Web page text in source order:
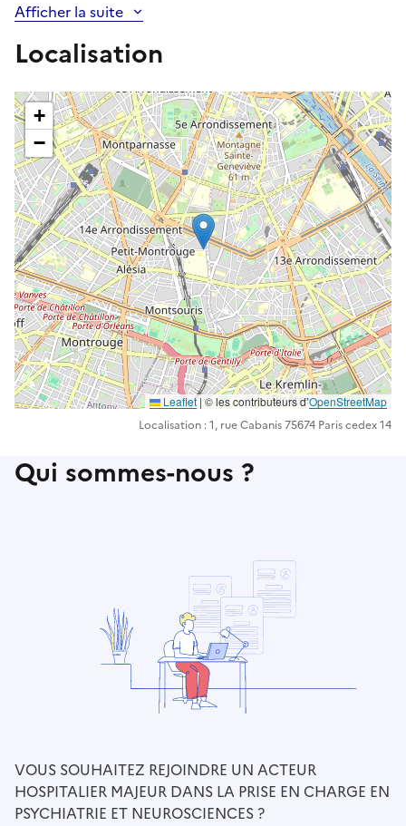
Afficher la suite
Localisation
+
−
Leaflet| ©️️ les contributeurs d’OpenStreetMap
Localisation : 1, rue Cabanis 75674 Paris cedex 14
Qui sommes-nous ?
VOUS SOUHAITEZ REJOINDRE UN ACTEUR
HOSPITALIER MAJEUR DANS LA PRISE EN CHARGE EN
PSYCHIATRIE ET NEUROSCIENCES ?